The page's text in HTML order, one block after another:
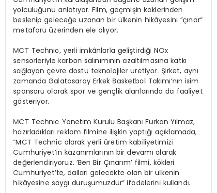
yolculuğunu anlatıyor. Film, geçmişin köklerinden
beslenip geleceğe uzanan bir ülkenin hikâyesini “çınar”
metaforu üzerinden ele alıyor.
MCT Technic, yerli imkânlarla geliştirdiği NOx
sensörleriyle karbon salınımının azaltılmasına katkı
sağlayan çevre dostu teknolojiler üretiyor. Şirket, aynı
zamanda Galatasaray Erkek Basketbol Takımı’nın isim
sponsoru olarak spor ve gençlik alanlarında da faaliyet
gösteriyor.
MCT Technic Yönetim Kurulu Başkanı Furkan Yılmaz,
hazırladıkları reklam filmine ilişkin yaptığı açıklamada,
“MCT Technic olarak yerli üretim kabiliyetimizi
Cumhuriyet’in kazanımlarının bir devamı olarak
değerlendiriyoruz. ‘Ben Bir Çınarım’ filmi, kökleri
Cumhuriyet’te, dalları gelecekte olan bir ülkenin
hikâyesine saygı duruşumuzdur” ifadelerini kullandı.